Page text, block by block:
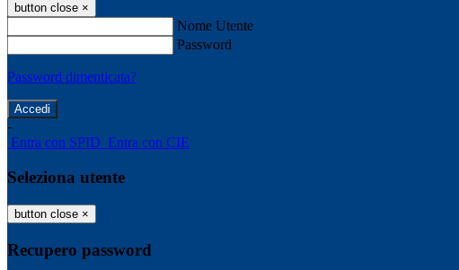
button close ×
Nome Utente
Password
Password dimenticata?
-
Entra con SPID Entra con CIE
Seleziona utente
button close ×
Recupero password